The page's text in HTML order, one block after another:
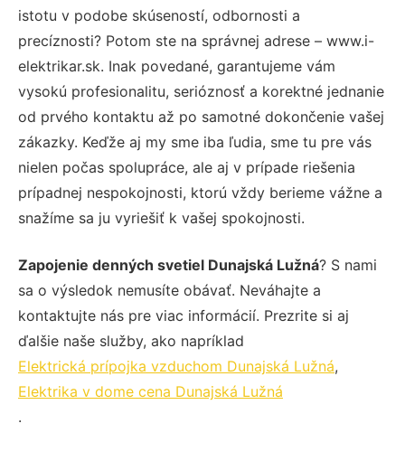
istotu v podobe skúseností, odbornosti a
precíznosti? Potom ste na správnej adrese – www.i-
elektrikar.sk. Inak povedané, garantujeme vám
vysokú profesionalitu, serióznosť a korektné jednanie
od prvého kontaktu až po samotné dokončenie vašej
zákazky. Keďže aj my sme iba ľudia, sme tu pre vás
nielen počas spolupráce, ale aj v prípade riešenia
prípadnej nespokojnosti, ktorú vždy berieme vážne a
snažíme sa ju vyriešiť k vašej spokojnosti.
Zapojenie denných svetiel Dunajská Lužná? S nami
sa o výsledok nemusíte obávať. Neváhajte a
kontaktujte nás pre viac informácií. Prezrite si aj
ďalšie naše služby, ako napríklad
Elektrická prípojka vzduchom Dunajská Lužná,
Elektrika v dome cena Dunajská Lužná
.